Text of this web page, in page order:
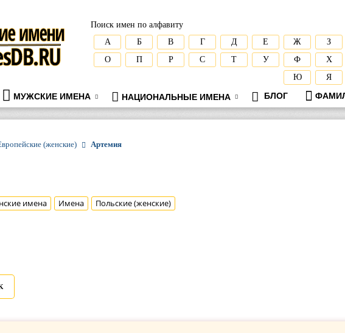
Поиск имен по алфавиту
А
Б В Г Д Е Ж
З
О
П Р С Т У Ф
Х
Ю
Я
МУЖСКИЕ ИМЕНА НАЦИОНАЛЬНЫЕ ИМЕНА БЛОГ
(женские) Артемия
имена Имена Польские (женские)